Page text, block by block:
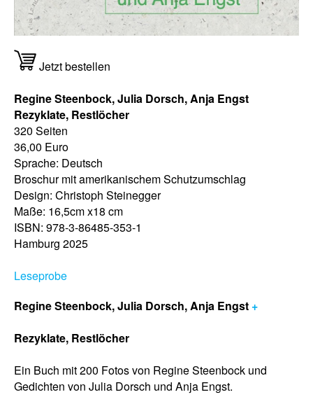
Regine Steenbock, Julia Dorsch, Anja Engst +
Rezyklate, Restlöcher
Ein Buch mit 200 Fotos von Regine Steenbock und
Gedichten von Julia Dorsch und Anja Engst.
Jetzt bestellen
Regine Steenbock, Julia Dorsch, Anja Engst
Rezyklate, Restlöcher
320 Seiten
36,00 Euro
Sprache: Deutsch
Broschur mit amerikanischem Schutzumschlag
Design: Christoph Steinegger
Maße: 16,5cm x18 cm
ISBN: 978-3-86485-353-1
Hamburg 2025
Leseprobe